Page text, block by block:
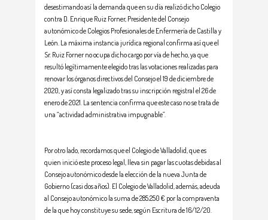
desestimando así la demanda que en su día realizó dicho Colegio
contra D. Enrique Ruiz Forner, Presidente del Consejo
autonómico de Colegios Profesionales de Enfermería de Castilla y
León. La máxima instancia jurídica regional confirma así que el
Sr. Ruiz Forner no ocupa dicho cargo por vía de hecho, ya que
resultó legítimamente elegido tras las votaciones realizadas para
renovar los órganos directivos del Consejo el 19 de diciembre de
2020, y así consta legalizado tras su inscripción registral el 26 de
enero de 2021. La sentencia confirma que este caso no se trata de
una “actividad administrativa impugnable”.
Por otro lado, recordamos que el Colegio de Valladolid, que es
quien inició este proceso legal, lleva sin pagar las cuotas debidas al
Consejo autonómico desde la elección de la nueva Junta de
Gobierno (casi dos años). El Colegio de Valladolid, además, adeuda
al Consejo autonómico la suma de 285.250 € por la compraventa
de la que hoy constituye su sede, según Escritura de 16/12/20.